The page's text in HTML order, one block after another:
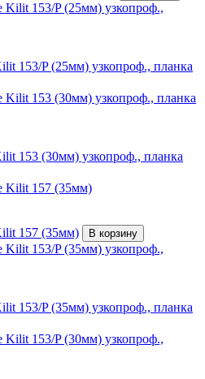
153/P (25мм) узкопроф., планка
153 (30мм) узкопроф., планка
157 (35мм)
В корзину
153/P (35мм) узкопроф., планка